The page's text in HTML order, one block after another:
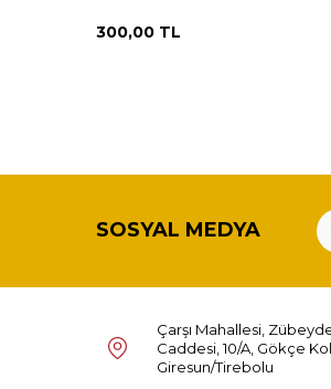
300,00 TL
SOSYAL MEDYA
Çarşı Mahallesi,
Caddesi, 10/A, Gökçe
Giresun/Tirebolu